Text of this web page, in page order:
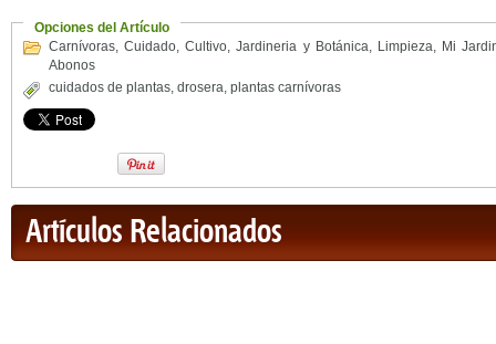
Opciones del Artículo
Carnívoras,Cuidado,Cultivo,Jardineria y Botánica, Limpieza, Mi
Abonos
cuidados de plantas, drosera, plantas carnívoras
Artículos Relacionados